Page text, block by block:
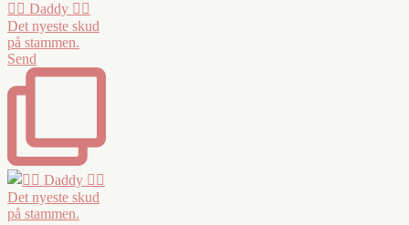
❤️‍🔥 Daddy ❤️‍🔥
Det nyeste skud
på stammen.
Send